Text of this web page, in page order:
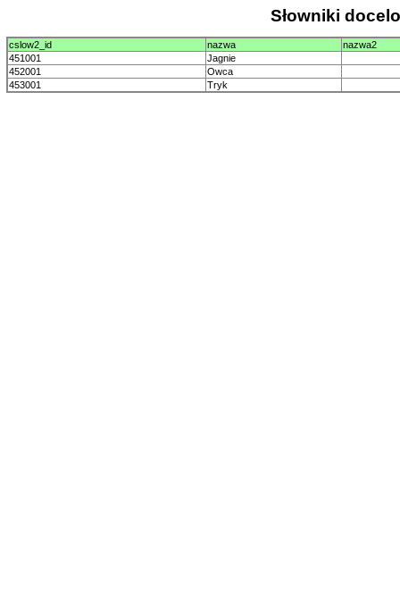
Słowniki
cslow2_id nazwa
nazwa2
451001
Jagnie
452001
Owca
453001
Tryk